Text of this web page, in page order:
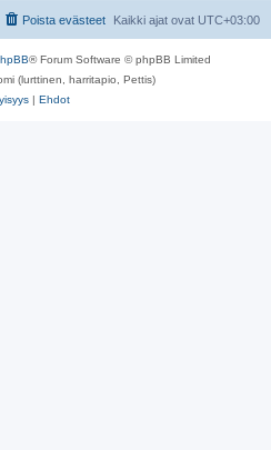
Kaikki ajat ovat UTC+03:00
Poista evästeet
® Forum Software © phpBB Limited
(lurttinen, harritapio, Pettis)
| Ehdot